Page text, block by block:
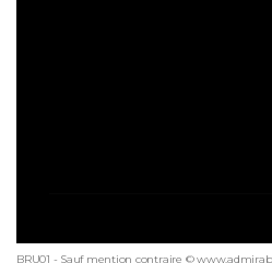
BRU01 - Sauf mention contraire ©